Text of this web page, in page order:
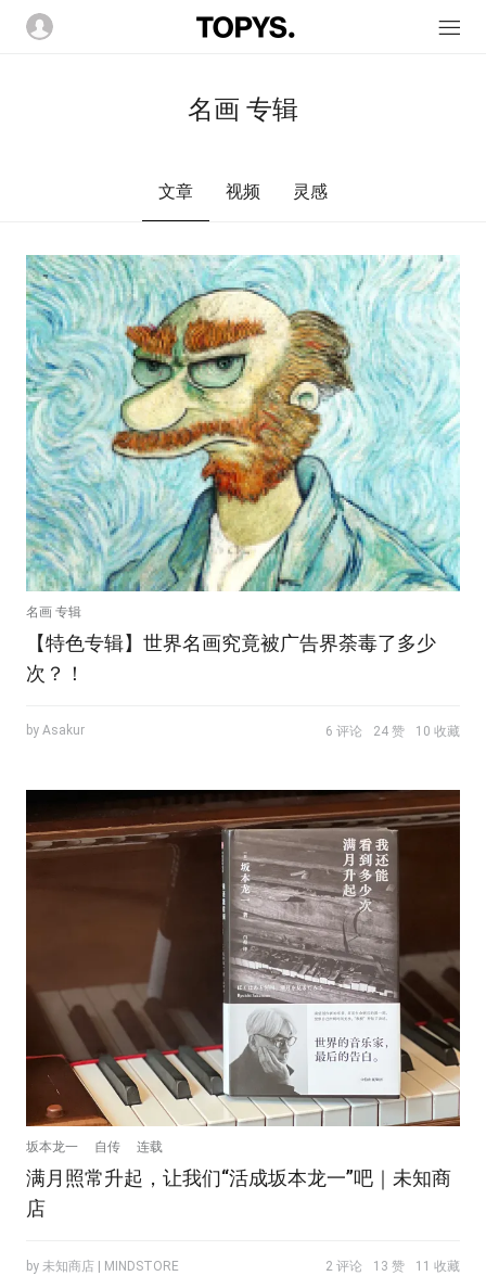
名画 专辑
文章 视频 灵感
名画 专辑
【特色专辑】世界名画究竟被广告界荼毒了多少
次？！
by Asakur 6 评论 24 赞 10 收藏
坂本龙一 自传 连载
满月照常升起，让我们“活成坂本龙一”吧｜未知商
店
by 未知商店 | MINDSTORE 2 评论 13 赞 11 收藏